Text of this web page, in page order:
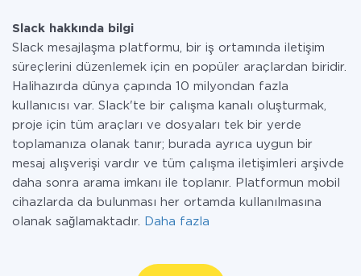
Slack hakkında bilgi
Slack mesajlaşma platformu, bir iş ortamında iletişim
süreçlerini düzenlemek için en popüler araçlardan biridir.
Halihazırda dünya çapında 10 milyondan fazla
kullanıcısı var. Slack'te bir çalışma kanalı oluşturmak,
proje için tüm araçları ve dosyaları tek bir yerde
toplamanıza olanak tanır; burada ayrıca uygun bir
mesaj alışverişi vardır ve tüm çalışma iletişimleri arşivde
daha sonra arama imkanı ile toplanır. Platformun mobil
cihazlarda da bulunması her ortamda kullanılmasına
olanak sağlamaktadır.
Daha fazla